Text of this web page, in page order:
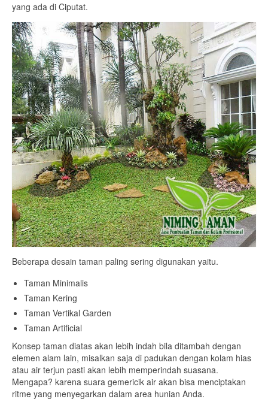
yang ada di Ciputat.
Beberapa desain taman paling sering digunakan yaitu.
Taman Minimalis
Taman Kering
Taman Vertikal Garden
Taman Artificial
Konsep taman diatas akan lebih indah bila ditambah dengan
elemen alam lain, misalkan saja di padukan dengan kolam hias
atau air terjun pasti akan lebih memperindah suasana.
Mengapa? karena suara gemericik air akan bisa menciptakan
ritme yang menyegarkan dalam area hunian Anda.